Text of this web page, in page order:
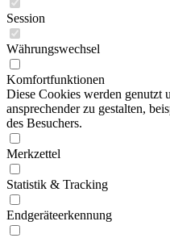
Session
Währungswechsel
Komfortfunktionen
Diese Cookies werden genutzt
ansprechender zu gestalten,
des Besuchers.
Merkzettel
Statistik & Tracking
Endgeräteerkennung